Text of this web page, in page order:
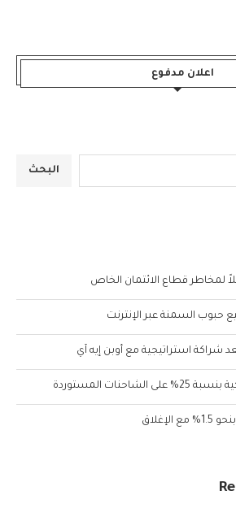
اعلان مدفوع
البحث
لمخاطر قطاع الائتمان الخاص
حبوب السمنة عبر الإنترنت
المستوردة